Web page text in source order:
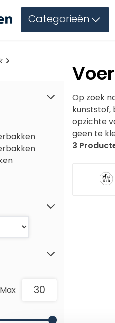
Categorieën
Max
Op zoek
kunststof,
opzichte
geen te
3